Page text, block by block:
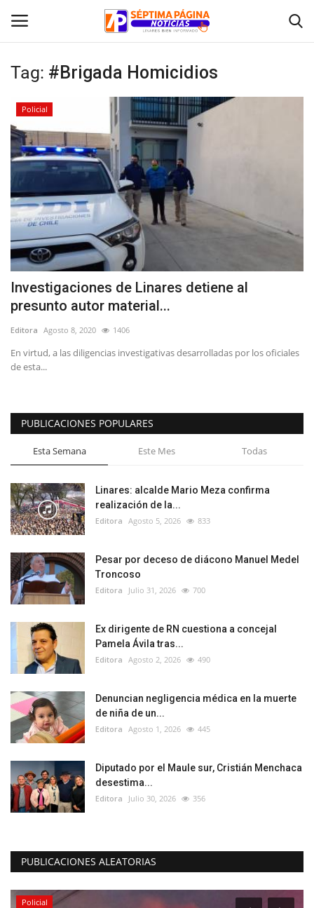
Crónica
Policial
Tribunales
Deporte
Política
Espectáculos
Tag: #Brigada Homicidios
Policial
Investigaciones de Linares detiene al
presunto autor material...
Editora Agosto 8, 2020 1406
En virtud, a las diligencias investigativas desarrolladas por los oficiales
de esta...
PUBLICACIONES POPULARES
Esta Semana Este Mes Todas
Linares: alcalde Mario Meza confirma
realización de la...
Editora Agosto 5, 2026 833
Pesar por deceso de diácono Manuel Medel
Troncoso
Editora Julio 31, 2026 700
Ex dirigente de RN cuestiona a concejal
Pamela Ávila tras...
Editora Agosto 2, 2026 490
Denuncian negligencia médica en la muerte
de niña de un...
Editora Agosto 1, 2026 445
Diputado por el Maule sur, Cristián Menchaca
desestima...
Editora Julio 30, 2026 356
PUBLICACIONES ALEATORIAS
Policial